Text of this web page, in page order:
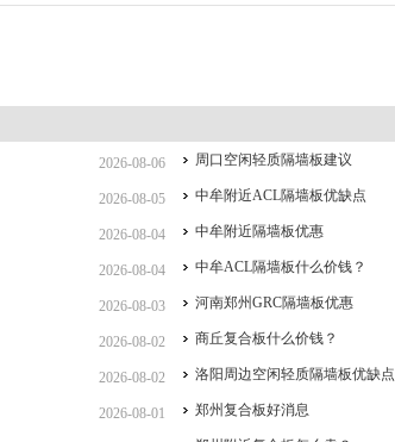
2026-08-06 周口空闲轻质隔墙板建议
2026-08-05 中牟附近ACL隔墙板优缺点
2026-08-04 中牟附近隔墙板优惠
2026-08-04 中牟ACL隔墙板什么价钱？
2026-08-03 河南郑州GRC隔墙板优惠
2026-08-02 商丘复合板什么价钱？
2026-08-02 洛阳周边空闲轻质隔墙板优缺点
2026-08-01 郑州复合板好消息